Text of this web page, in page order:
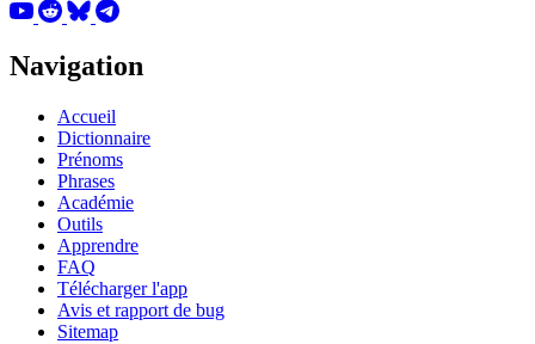
Navigation
Accueil
Dictionnaire
Prénoms
Phrases
Académie
Outils
Apprendre
FAQ
Télécharger l'app
Avis et rapport de bug
Sitemap